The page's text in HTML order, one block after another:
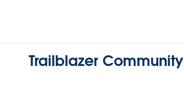
Trailblazer Community